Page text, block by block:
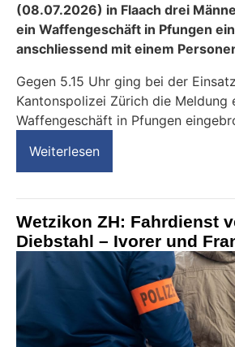
(08.07.2026) in Flaach drei
ein Waffengeschäft in Pfungen
anschliessend mit einem
Gegen 5.15 Uhr ging bei der
Kantonspolizei Zürich die Meldung
Waffengeschäft in Pfungen
Weiterlesen
Wetzikon ZH: Fahrdienst
Diebstahl – Ivorer und